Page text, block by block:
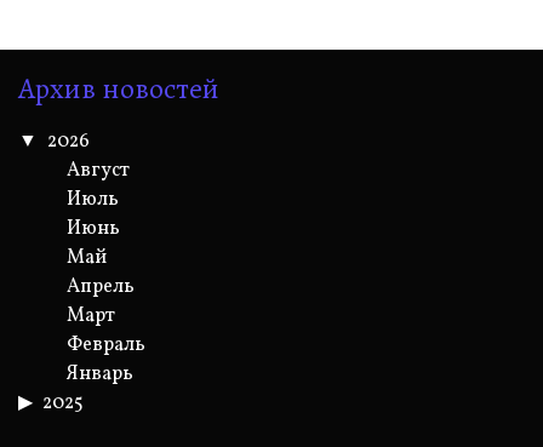
Архив новостей
2026
Август
Июль
Июнь
Май
Апрель
Март
Февраль
Январь
2025